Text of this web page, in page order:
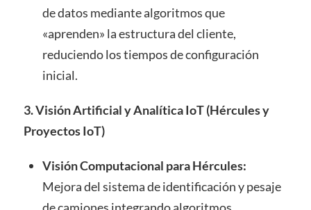
de datos mediante algoritmos que
«aprenden» la estructura del cliente,
reduciendo los tiempos de configuración
inicial.
3. Visión Artificial y Analítica IoT (Hércules y
Proyectos IoT)
Visión Computacional para Hércules:
Mejora del sistema de identificación y pesaje
de camiones integrando algoritmos